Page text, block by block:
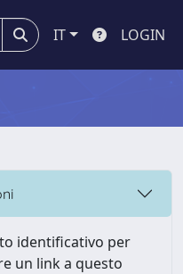
IT LOGIN
identificativo per
un link a questo